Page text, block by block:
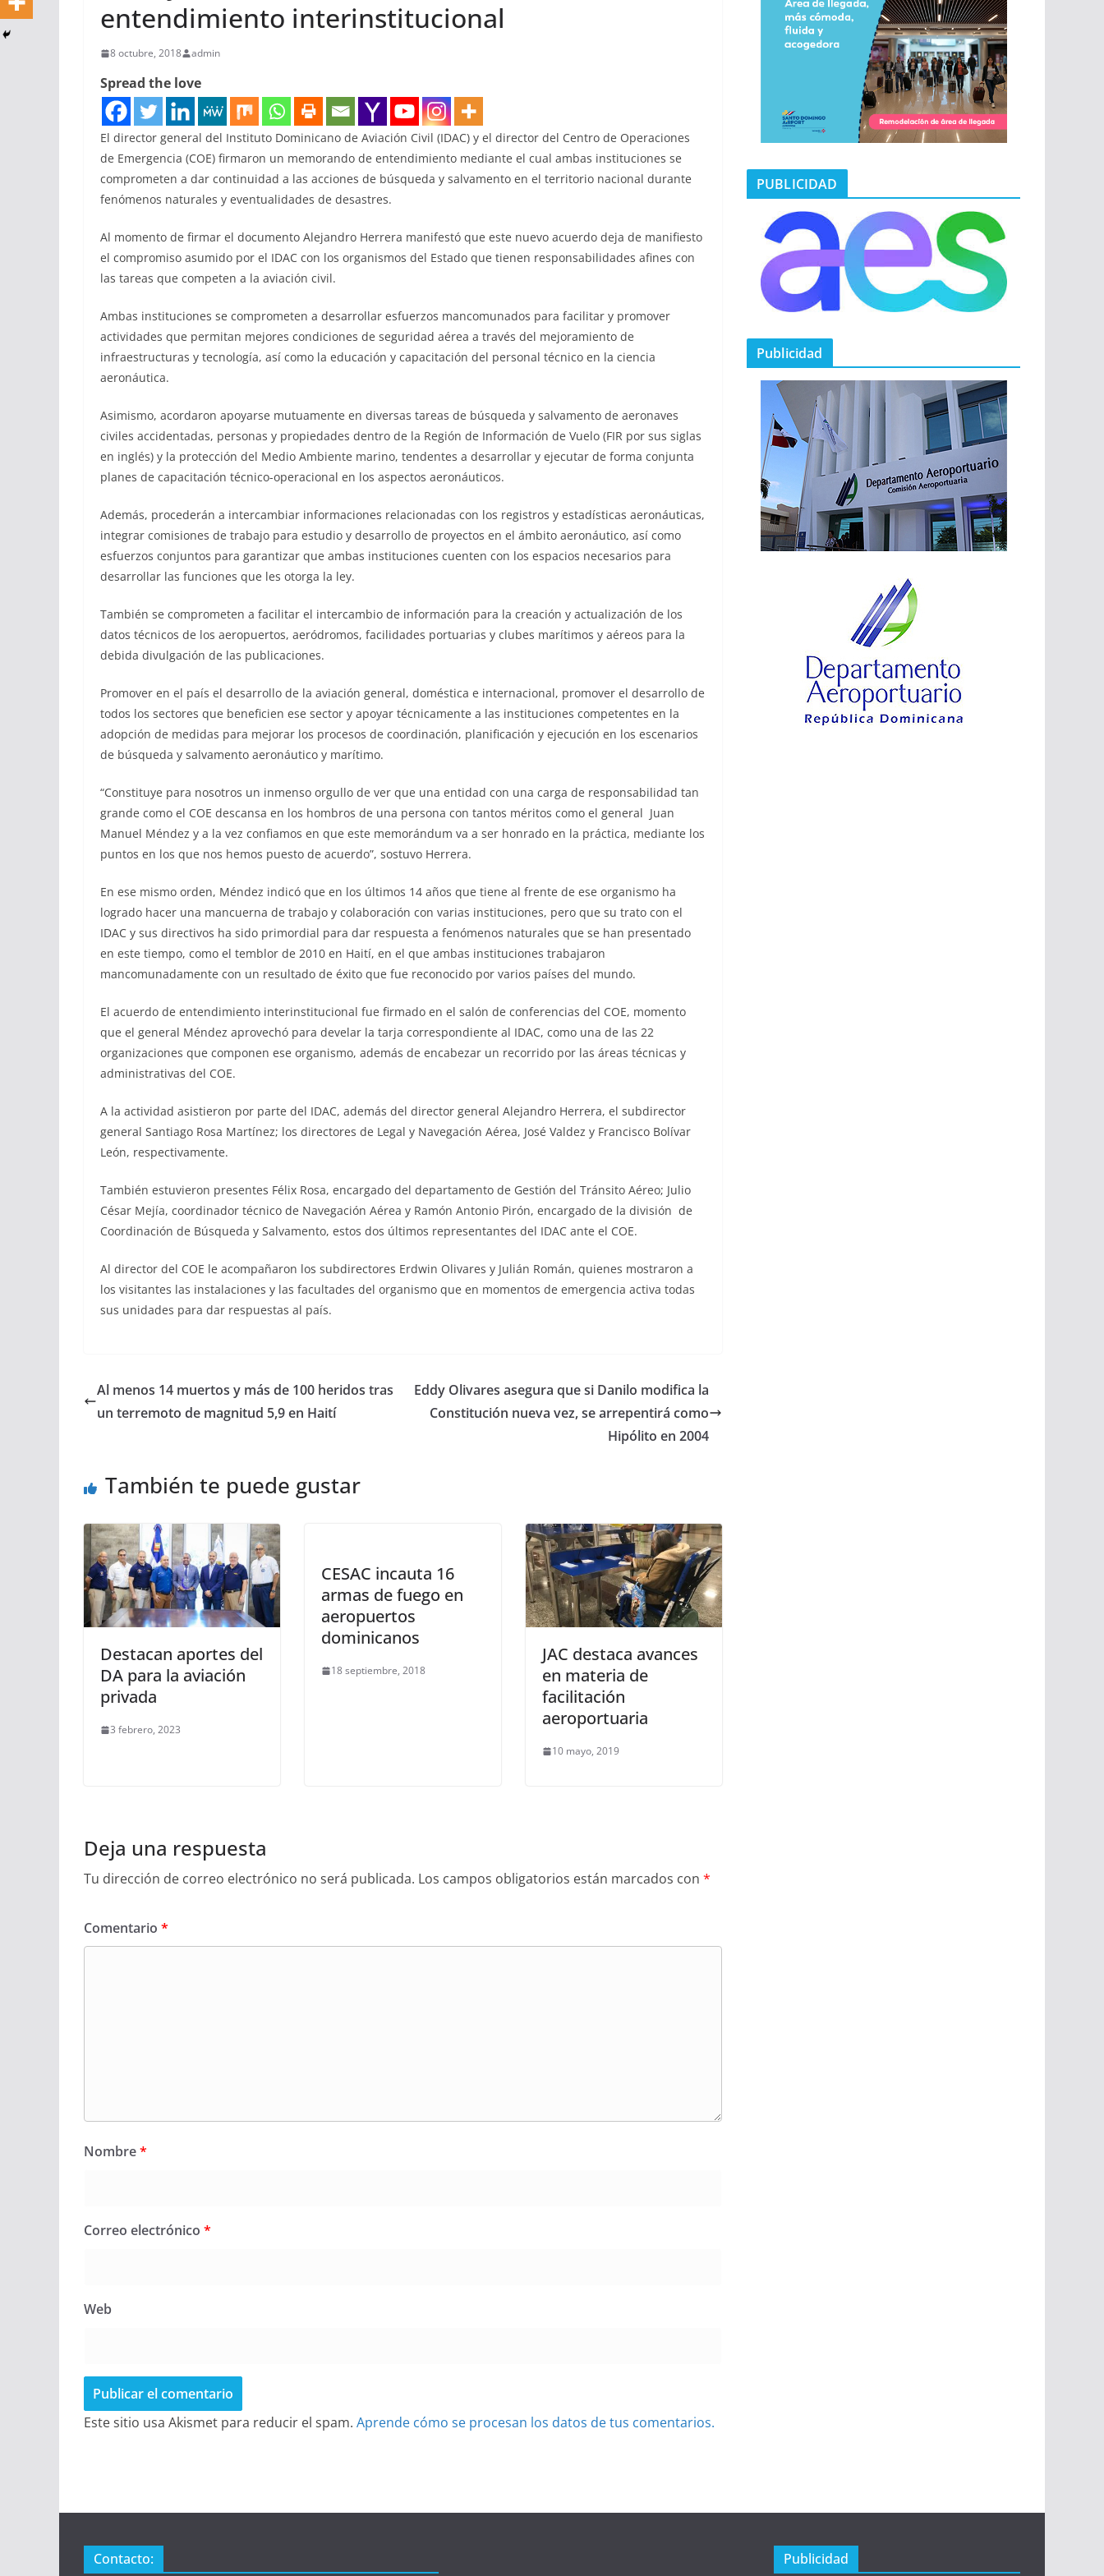
entendimiento interinstitucional
8 octubre, 2018 admin
Spread the love
El director general del Instituto Dominicano de Aviación Civil (IDAC) y el director del Centro de Operaciones
de Emergencia (COE) firmaron un memorando de entendimiento mediante el cual ambas instituciones se
comprometen a dar continuidad a las acciones de búsqueda y salvamento en el territorio nacional durante
fenómenos naturales y eventualidades de desastres.
Al momento de firmar el documento Alejandro Herrera manifestó que este nuevo acuerdo deja de manifiesto
el compromiso asumido por el IDAC con los organismos del Estado que tienen responsabilidades afines con
las tareas que competen a la aviación civil.
Ambas instituciones se comprometen a desarrollar esfuerzos mancomunados para facilitar y promover
actividades que permitan mejores condiciones de seguridad aérea a través del mejoramiento de
infraestructuras y tecnología, así como la educación y capacitación del personal técnico en la ciencia
aeronáutica.
Asimismo, acordaron apoyarse mutuamente en diversas tareas de búsqueda y salvamento de aeronaves
civiles accidentadas, personas y propiedades dentro de la Región de Información de Vuelo (FIR por sus siglas
en inglés) y la protección del Medio Ambiente marino, tendentes a desarrollar y ejecutar de forma conjunta
planes de capacitación técnico-operacional en los aspectos aeronáuticos.
Además, procederán a intercambiar informaciones relacionadas con los registros y estadísticas aeronáuticas,
integrar comisiones de trabajo para estudio y desarrollo de proyectos en el ámbito aeronáutico, así como
esfuerzos conjuntos para garantizar que ambas instituciones cuenten con los espacios necesarios para
desarrollar las funciones que les otorga la ley.
También se comprometen a facilitar el intercambio de información para la creación y actualización de los
datos técnicos de los aeropuertos, aeródromos, facilidades portuarias y clubes marítimos y aéreos para la
debida divulgación de las publicaciones.
Promover en el país el desarrollo de la aviación general, doméstica e internacional, promover el desarrollo de
todos los sectores que beneficien ese sector y apoyar técnicamente a las instituciones competentes en la
adopción de medidas para mejorar los procesos de coordinación, planificación y ejecución en los escenarios
de búsqueda y salvamento aeronáutico y marítimo.
“Constituye para nosotros un inmenso orgullo de ver que una entidad con una carga de responsabilidad tan
grande como el COE descansa en los hombros de una persona con tantos méritos como el general Juan
Manuel Méndez y a la vez confiamos en que este memorándum va a ser honrado en la práctica, mediante los
puntos en los que nos hemos puesto de acuerdo”, sostuvo Herrera.
En ese mismo orden, Méndez indicó que en los últimos 14 años que tiene al frente de ese organismo ha
logrado hacer una mancuerna de trabajo y colaboración con varias instituciones, pero que su trato con el
IDAC y sus directivos ha sido primordial para dar respuesta a fenómenos naturales que se han presentado
en este tiempo, como el temblor de 2010 en Haití, en el que ambas instituciones trabajaron
mancomunadamente con un resultado de éxito que fue reconocido por varios países del mundo.
El acuerdo de entendimiento interinstitucional fue firmado en el salón de conferencias del COE, momento
que el general Méndez aprovechó para develar la tarja correspondiente al IDAC, como una de las 22
organizaciones que componen ese organismo, además de encabezar un recorrido por las áreas técnicas y
administrativas del COE.
A la actividad asistieron por parte del IDAC, además del director general Alejandro Herrera, el subdirector
general Santiago Rosa Martínez; los directores de Legal y Navegación Aérea, José Valdez y Francisco Bolívar
León, respectivamente.
También estuvieron presentes Félix Rosa, encargado del departamento de Gestión del Tránsito Aéreo; Julio
César Mejía, coordinador técnico de Navegación Aérea y Ramón Antonio Pirón, encargado de la división de
Coordinación de Búsqueda y Salvamento, estos dos últimos representantes del IDAC ante el COE.
Al director del COE le acompañaron los subdirectores Erdwin Olivares y Julián Román, quienes mostraron a
los visitantes las instalaciones y las facultades del organismo que en momentos de emergencia activa todas
sus unidades para dar respuestas al país.
Al menos 14 muertos y más de 100 heridos tras
un terremoto de magnitud 5,9 en Haití
Eddy Olivares asegura que si Danilo modifica la
Constitución nueva vez, se arrepentirá como
Hipólito en 2004
También te puede gustar
Destacan aportes del
DA para la aviación
privada
3 febrero, 2023
CESAC incauta 16
armas de fuego en
aeropuertos
dominicanos
18 septiembre, 2018
JAC destaca avances
en materia de
facilitación
aeroportuaria
10 mayo, 2019
Deja una respuesta
Tu dirección de correo electrónico no será publicada. Los campos obligatorios están marcados con *
Comentario *
Nombre*
Correo electrónico *
Web
Este sitio usa Akismet para reducir el spam. Aprende cómo se procesan los datos de tus comentarios.
PUBLICIDAD
Publicidad
Contacto: Publicidad